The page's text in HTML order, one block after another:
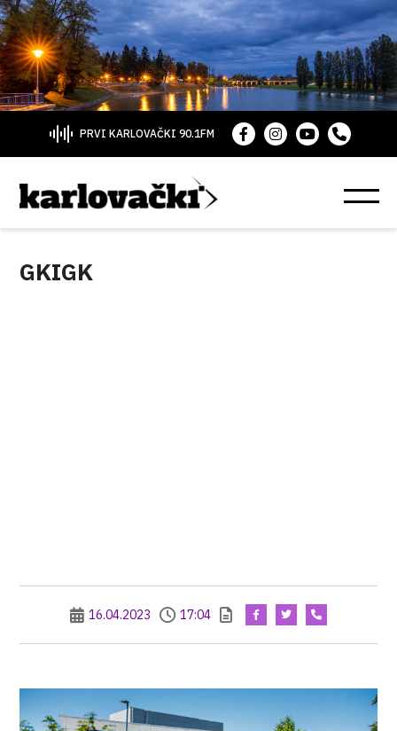
PRVI KARLOVAČKI 90.1FM
GKIGK
16.04.2023 17:04